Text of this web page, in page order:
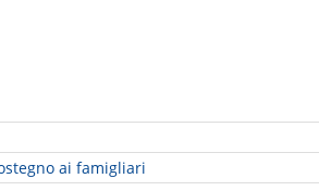
ai famigliari